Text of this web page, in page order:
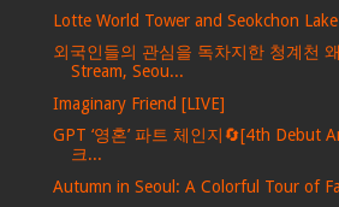
Lotte World Tower and Seokchon
외국인들의 관심을 독차지한 청계천
Stream, Seou...
Imaginary Friend [LIVE]
GPT ‘영혼’ 파트 체인지🔄[4th Debut
크...
Autumn in Seoul: A Colorful Tour of